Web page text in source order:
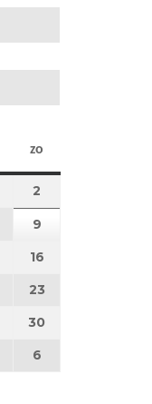
zaterdag
zo
augustus 2026
2
2026
8 augustus 2026
9
2026
15 augustus 2026
16
2026
22 augustus 2026
23
2026
29 augustus 2026
30
2026
5 september 2026
6